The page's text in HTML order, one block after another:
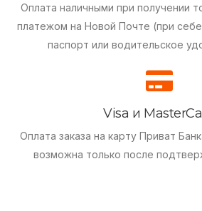
Оплата наличными при получении
платежом на Новой Почте (при
паспорт или водительское
Visa и
Оплата заказа на карту Приват
возможна только после